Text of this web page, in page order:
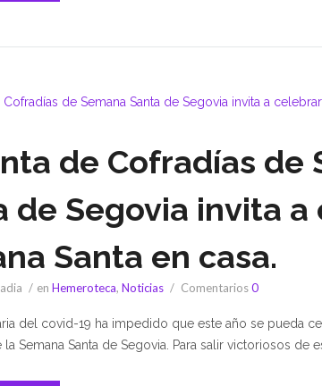
de Cofradías de
de Segovia invita
Santa en casa.
en Hemeroteca, Noticias Comentarios0
del covid-19 ha impedido que este año se pueda
Semana Santa de Segovia. Para salir victoriosos de